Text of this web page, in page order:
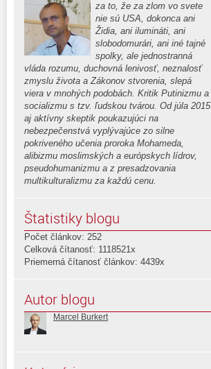
za to, že za zlom vo svete
nie sú USA, dokonca ani
Židia, ani ilumináti, ani
slobodomurári, ani iné tajné
spolky, ale jednostranná
vláda rozumu, duchovná lenivosť, neznalosť
zmyslu života a Zákonov stvorenia, slepá
viera v mnohých podobách. Kritik Putinizmu a
socializmu s tzv. ľudskou tvárou. Od júla 2015
aj aktívny skeptik poukazujúci na
nebezpečenstvá vyplývajúce zo silne
pokriveného učenia proroka Mohameda,
alibizmu moslimských a európskych lídrov,
pseudohumanizmu a z presadzovania
multikulturalizmu za každú cenu.
Štatistiky blogu
Počet článkov: 252
Celková čítanosť: 1118521x
Priemerná čítanosť článkov: 4439x
Autor blogu
Marcel Burkert